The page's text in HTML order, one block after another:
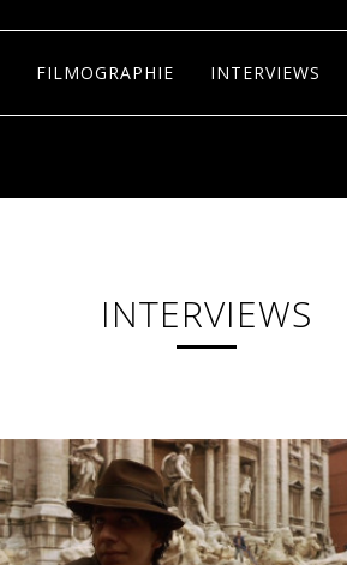
FILMOGRAPHIE INTERVIEWS
INTERVIEWS